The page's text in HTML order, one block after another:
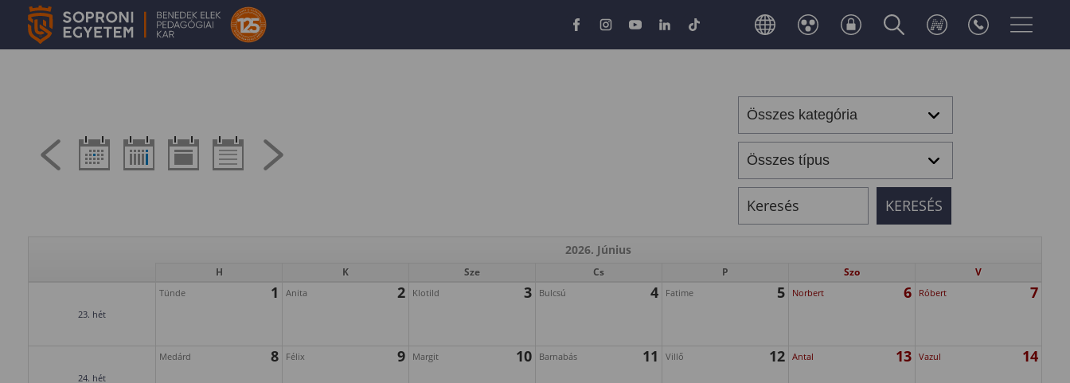
2026. Június
H K Sze Cs P Szo V
23. hét
Tünde 1 Anita 2 Klotild 3 Bulcsú 4 Fatime 5 Norbert 6 Róbert 7
24. hét
Medárd 8 Félix 9 Margit 10 Barnabás 11 Villő 12 Antal 13 Vazul 14